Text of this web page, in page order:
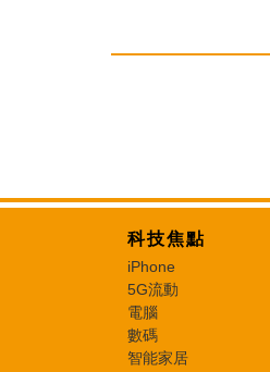
科技焦點
iPhone
5G流動
電腦
數碼
智能家居